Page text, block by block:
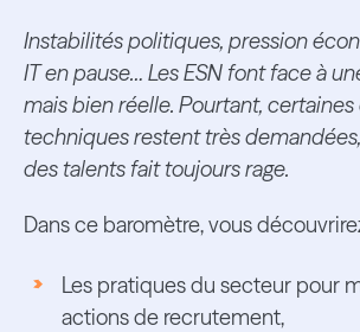
Instabilités politiques, pression
IT en pause… Les ESN font face à
mais bien réelle. Pourtant,
techniques restent très
des talents fait toujours rage.
Dans ce baromètre, vous
Les pratiques du secteur pour
actions de recrutement,